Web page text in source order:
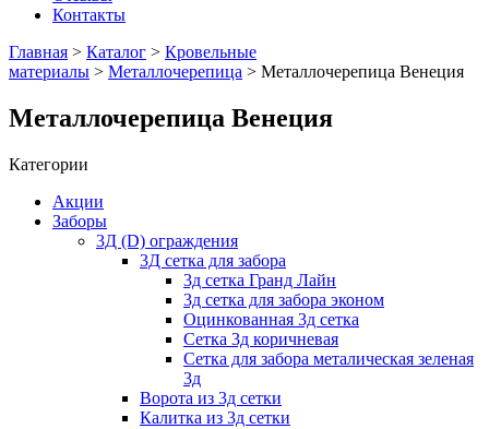
Контакты
Главная > Каталог > Кровельные
материалы > Металлочерепица > Металлочерепица Венеция
Металлочерепица Венеция
Категории
Акции
Заборы
3Д (D) ограждения
3Д сетка для забора
3д сетка Гранд Лайн
3д сетка для забора эконом
Оцинкованная 3д сетка
Сетка 3д коричневая
Сетка для забора металическая зеленая
3д
Ворота из 3д сетки
Калитка из 3д сетки